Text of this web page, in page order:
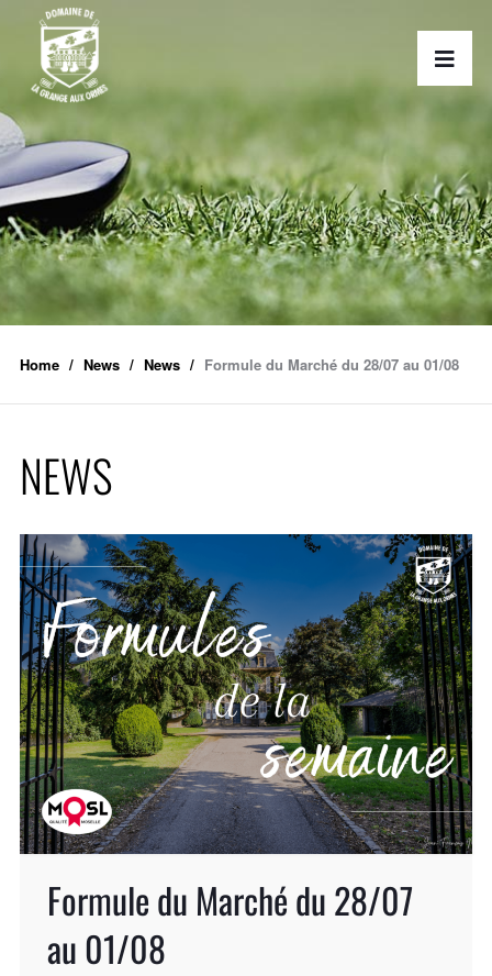
Home News News Formule du Marché du 28/07 au 01/08
NEWS
Formule du Marché du 28/07
au 01/08